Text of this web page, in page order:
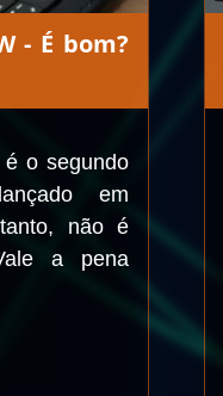
- É bom?
o segundo
em
não é
a pena